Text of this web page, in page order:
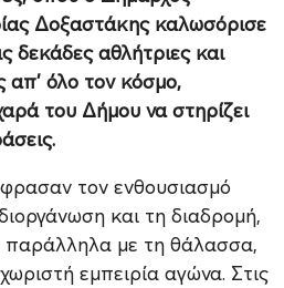
Δοξαστάκης καλωσόρισε
δεκάδες αθλήτριες και
απ’ όλο τον κόσμο,
του Δήμου να στηρίζει
τον ενθουσιασμό
και τη διαδρομή,
παράλληλα με τη θάλασσα,
εμπειρία αγώνα. Στις